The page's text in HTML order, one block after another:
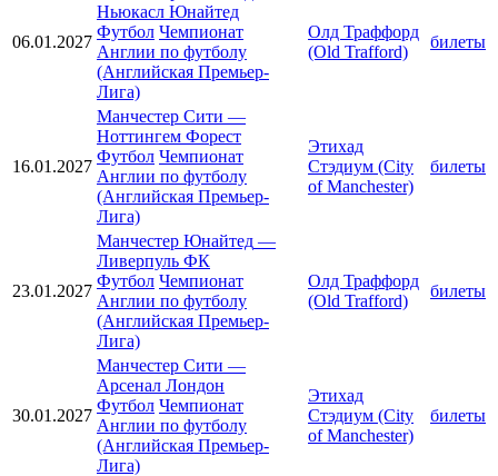
06.01.2027
Ньюкасл Юнайтед
Футбол Чемпионат
Англии по футболу
(Английская Премьер-
Лига)
Олд Траффорд
(Old Trafford)
билеты
16.01.2027
Манчестер Сити —
Ноттингем Форест
Футбол Чемпионат
Англии по футболу
(Английская Премьер-
Лига)
Этихад
Стэдиум (City
of Manchester)
билеты
23.01.2027
Манчестер Юнайтед —
Ливерпуль ФК
Футбол Чемпионат
Англии по футболу
(Английская Премьер-
Лига)
Олд Траффорд
(Old Trafford)
билеты
30.01.2027
Манчестер Сити —
Арсенал Лондон
Футбол Чемпионат
Англии по футболу
(Английская Премьер-
Лига)
Этихад
Стэдиум (City
of Manchester)
билеты